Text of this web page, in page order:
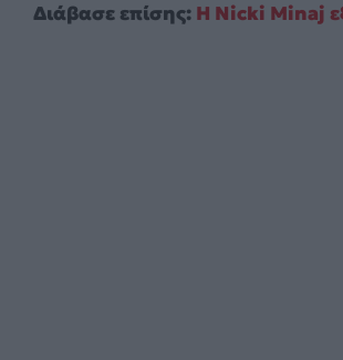
Διάβασε επίσης: Η Nicki Minaj